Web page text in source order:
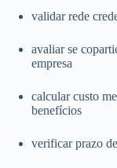
validar rede
avaliar se
empresa
calcular custo
benefícios
verificar prazo